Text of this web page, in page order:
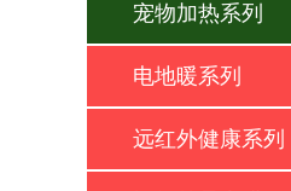
宠物加热系列
电地暖系列
远红外健康系列